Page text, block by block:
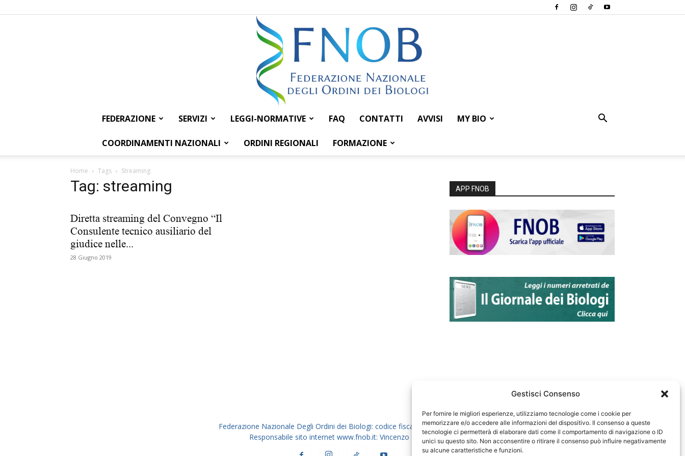
Gestisci Consenso
Per fornire le migliori esperienze, utilizziamo tecnologie come i cookie per
memorizzare e/o accedere alle informazioni del dispositivo. Il consenso a queste
tecnologie ci permetterà di elaborare dati come il comportamento di navigazione o ID
unici su questo sito. Non acconsentire o ritirare il consenso può influire negativamente
su alcune caratteristiche e funzioni.
Federazione
FEDERAZIONE SERVIZI LEGGI-NORMATIVE FAQ CONTATTI AVVISI MY BIO
COORDINAMENTI NAZIONALI ORDINI REGIONALI FORMAZIONE
Home Tags Streaming
Tag: streaming
Diretta streaming del Convegno “Il
Consulente tecnico ausiliario del
giudice nelle...
28 Giugno 2019
APP FNOB
Federazione Nazionale Degli Ordini dei Biologi: codice fiscale 80069130583
Responsabile sito internet www.fnob.it: Vincenzo D'Anna